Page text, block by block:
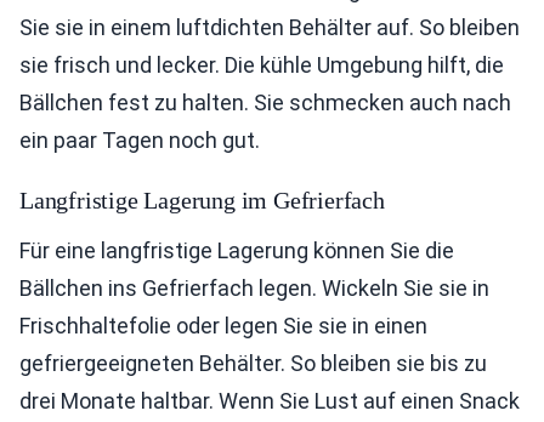
Sie sie in einem luftdichten Behälter auf. So bleiben
sie frisch und lecker. Die kühle Umgebung hilft, die
Bällchen fest zu halten. Sie schmecken auch nach
ein paar Tagen noch gut.
Langfristige Lagerung im Gefrierfach
Für eine langfristige Lagerung können Sie die
Bällchen ins Gefrierfach legen. Wickeln Sie sie in
Frischhaltefolie oder legen Sie sie in einen
gefriergeeigneten Behälter. So bleiben sie bis zu
drei Monate haltbar. Wenn Sie Lust auf einen Snack